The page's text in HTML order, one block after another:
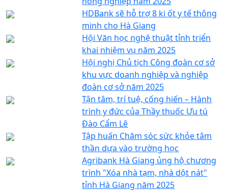
HDBank sẽ hỗ trợ 8 ki ốt y tế thông
minh cho Hà Giang
Hội Văn học nghệ thuật tỉnh triển
khai nhiệm vụ năm 2025
Hội nghị Chủ tịch Công đoàn cơ sở
khu vực doanh nghiệp và nghiệp
đoàn cơ sở năm 2025
Tận tâm, trí tuệ, cống hiến – Hành
trình y đức của Thầy thuốc Ưu tú
Đào Cẩm Lê
Tập huấn Chăm sóc sức khỏe tâm
thần dựa vào trường học
Agribank Hà Giang ủng hộ chương
trình "Xóa nhà tạm, nhà dột nát"
tỉnh Hà Giang năm 2025